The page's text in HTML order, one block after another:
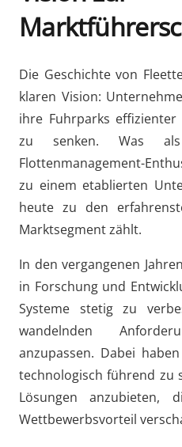
Die Geschichte von
klaren Vision:
ihre Fuhrparks
zu senken. Was
Flottenmanagement-
zu einem etablierten
heute zu den
Marktsegment zählt.
In den vergangenen
in Forschung und
Systeme stetig zu
wandelnden
anzupassen. Dabei
technologisch führend zu
Lösungen anzubieten,
Wettbewerbsvorteil